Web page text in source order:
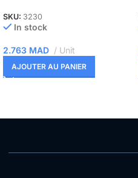
SKU: 3230
In stock
2.763 MAD Unit
AJOUTER AU PANIER